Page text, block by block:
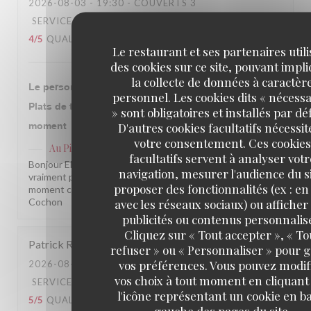
Le restaurant et ses partenaires
des cookies sur ce site, pouvant
la collecte de données à
personnel. Les cookies dits «
» sont obligatoires et installés par
D'autres cookies facultatifs
votre consentement. Ces cookies
facultatifs servent à analyser
navigation, mesurer l'audience du
proposer des fonctionnalités (ex :
avec les réseaux sociaux) ou afficher
publicités ou contenus
Cliquez sur « Tout accepter », «
refuser » ou « Personnaliser » pour
vos préférences. Vous pouvez
vos choix à tout moment en
l'icône représentant un cookie en
2026-08-03 - 19:30 - COUVERTS 3
SERVICE:
4/5 QUALITÉ / PRIX
Le personnel est très sympathique et accueillant.
Plats de très bonne qualité. On a passé un agréable
moment
Au Pied de Cochon
a répondu à cet avis
Bonjour Elodie, Merci pour ce beau retour ! Ça nous fait
vraiment plaisir de savoir que vous avez passé un bon
moment chez nous. À très bientôt ! L'équipe du Au Pied de
Cochon
Patrick R
2026-08-03
- 20:00 - COUVERTS 4
SERVICE
AMBIANCE: 5 /5 CUISINE:
5/5 QUALITÉ / PRIX: 4/5